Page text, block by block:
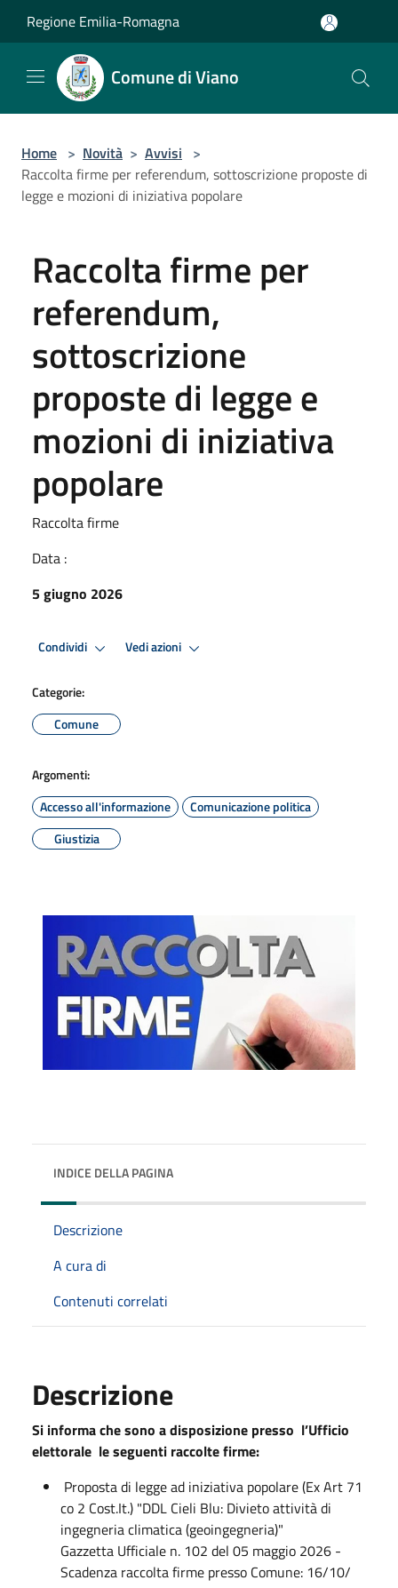
Regione Emilia-Romagna
Comune di Viano
Home > Novità > Avvisi >
Raccolta firme per referendum, sottoscrizione proposte di
legge e mozioni di iniziativa popolare
Raccolta firme per
referendum,
sottoscrizione
proposte di legge e
mozioni di iniziativa
popolare
Raccolta firme
Data :
5 giugno 2026
Condividi Vedi azioni
Categorie:
Comune
Argomenti:
Accesso all'informazione
Comunicazione politica
Giustizia
INDICE DELLA PAGINA
Descrizione
A cura di
Contenuti correlati
Descrizione
Si informa che sono a disposizione presso l’Ufficio
elettorale le seguenti raccolte firme:
Proposta di legge ad iniziativa popolare (Ex Art 71
co 2 Cost.It.) "DDL Cieli Blu: Divieto attività di
ingegneria climatica (geoingegneria)"
Gazzetta Ufficiale n. 102 del 05 maggio 2026 -
Scadenza raccolta firme presso Comune: 16/10/